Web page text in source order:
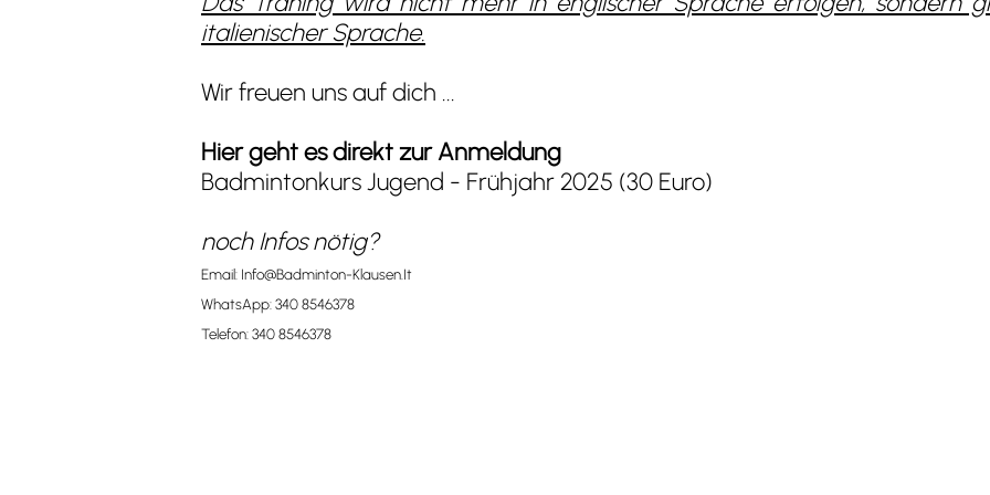
italienischer Sprache.
Wir freuen uns auf dich ...
Hier geht es direkt zur Anmeldung
Badmintonkurs Jugend - Frühjahr 2025 (30 Euro)
noch Infos nötig?
Email: Info@Badminton-Klausen.It
WhatsApp:340 8546378
Telefon:340 8546378